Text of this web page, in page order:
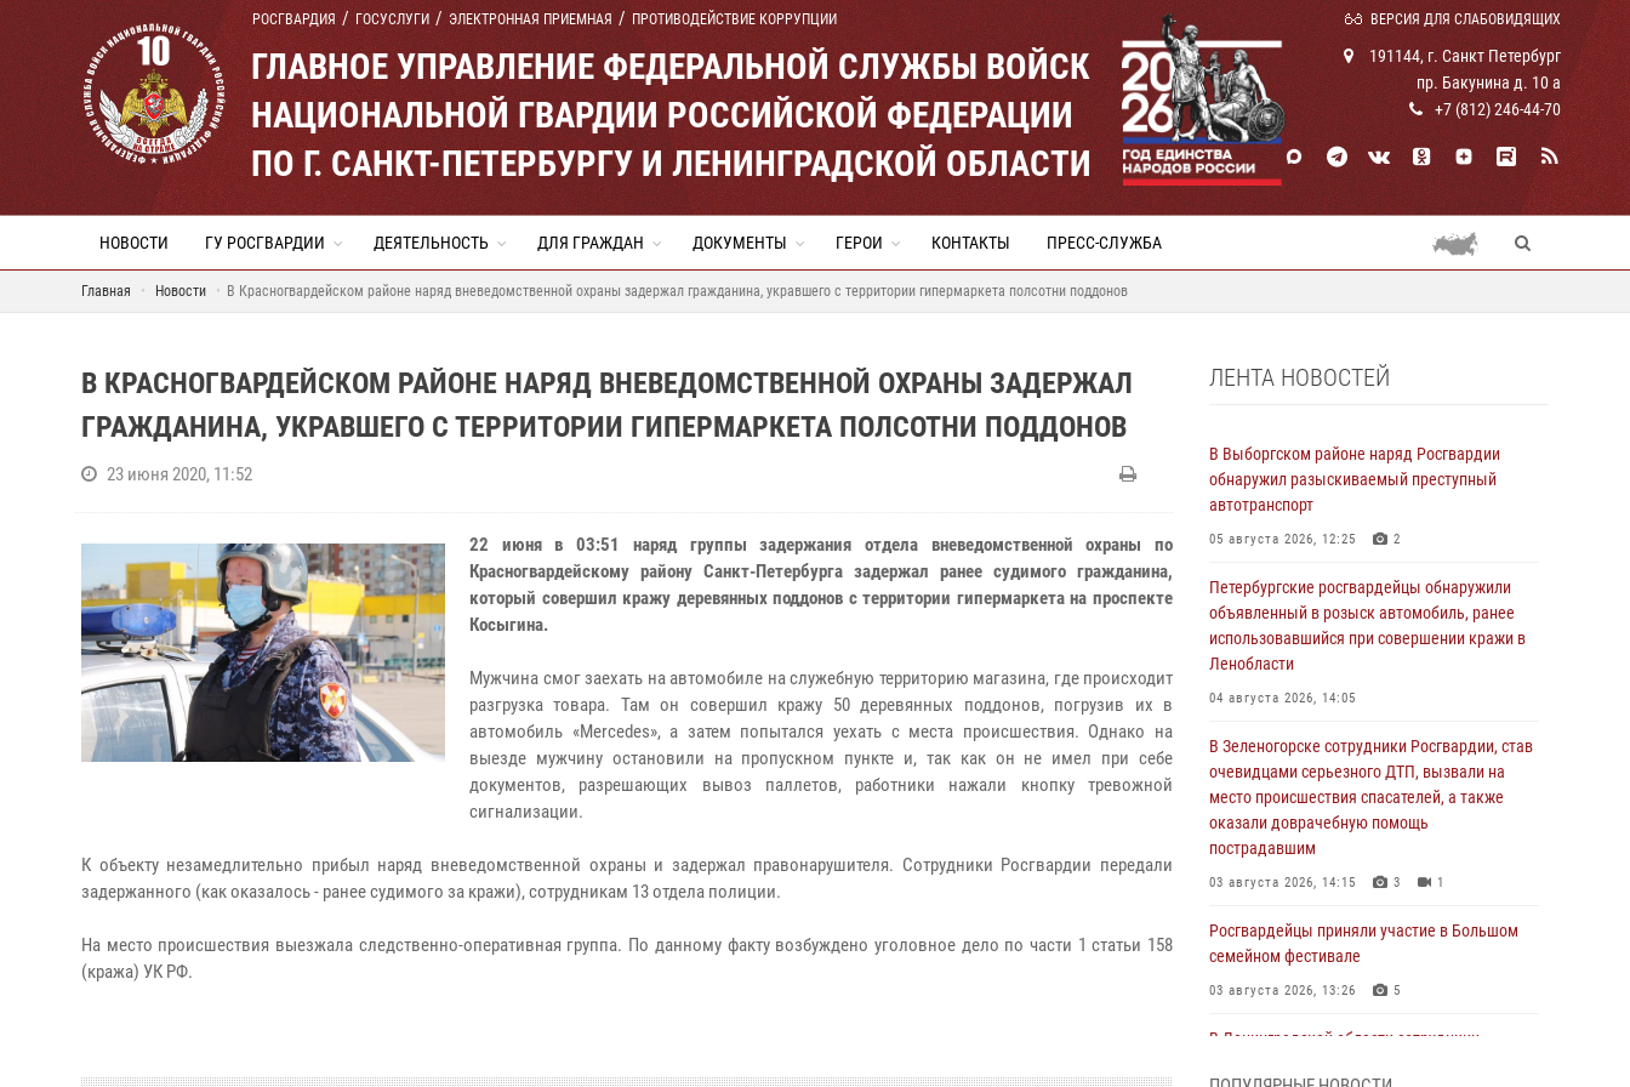
РОСГВАРДИЯ ГОСУСЛУГИ ЭЛЕКТРОННАЯ ПРИЕМНАЯ ПРОТИВОДЕЙСТВИЕ КОРРУПЦИИ ВЕРСИЯ ДЛЯ СЛАБОВИДЯЩИХ
ГЛАВНОЕ УПРАВЛЕНИЕ ФЕДЕРАЛЬНОЙ СЛУЖБЫ ВОЙСК
НАЦИОНАЛЬНОЙ ГВАРДИИ РОССИЙСКОЙ ФЕДЕРАЦИИ
ПО Г. САНКТ-ПЕТЕРБУРГУ И ЛЕНИНГРАДСКОЙ ОБЛАСТИ
191144, г. Санкт Петербург
пр. Бакунина д. 10 а
+7 (812) 246-44-70
НОВОСТИ ГУ РОСГВАРДИИ ДЕЯТЕЛЬНОСТЬ ДЛЯ ГРАЖДАН ДОКУМЕНТЫ ГЕРОИ КОНТАКТЫ ПРЕСС-СЛУЖБА
Главная Новости В Красногвардейском районе наряд вневедомственной охраны задержал гражданина, укравшего с территории гипермаркета полсотни поддонов
В КРАСНОГВАРДЕЙСКОМ РАЙОНЕ НАРЯД ВНЕВЕДОМСТВЕННОЙ ОХРАНЫ ЗАДЕРЖАЛ
ГРАЖДАНИНА, УКРАВШЕГО С ТЕРРИТОРИИ ГИПЕРМАРКЕТА ПОЛСОТНИ ПОДДОНОВ
23 июня 2020, 11:52
22 июня в 03:51 наряд группы задержания отдела вневедомственной охраны по
Красногвардейскому району Санкт-Петербурга задержал ранее судимого гражданина,
который совершил кражу деревянных поддонов с территории гипермаркета на проспекте
Косыгина.
Мужчина смог заехать на автомобиле на служебную территорию магазина, где происходит
разгрузка товара. Там он совершил кражу 50 деревянных поддонов, погрузив их в
автомобиль «Mercedes», а затем попытался уехать с места происшествия. Однако на
выезде мужчину остановили на пропускном пункте и, так как он не имел при себе
документов, разрешающих вывоз паллетов, работники нажали кнопку тревожной
сигнализации.
К объекту незамедлительно прибыл наряд вневедомственной охраны и задержал правонарушителя. Сотрудники Росгвардии передали
задержанного (как оказалось - ранее судимого за кражи), сотрудникам 13 отдела полиции.
На место происшествия выезжала следственно-оперативная группа. По данному факту возбуждено уголовное дело по части 1 статьи 158
(кража) УК РФ.
ЛЕНТА НОВОСТЕЙ
В Выборгском районе наряд Росгвардии
обнаружил разыскиваемый преступный
автотранспорт
05 августа 2026, 12:25 2
Петербургские росгвардейцы обнаружили
объявленный в розыск автомобиль, ранее
использовавшийся при совершении кражи в
Ленобласти
04 августа 2026, 14:05
В Зеленогорске сотрудники Росгвардии, став
очевидцами серьезного ДТП, вызвали на
место происшествия спасателей, а также
оказали доврачебную помощь
пострадавшим
03 августа 2026, 14:15 3 1
Росгвардейцы приняли участие в Большом
семейном фестивале
03 августа 2026, 13:26 5
В Ленинградской области сотрудники